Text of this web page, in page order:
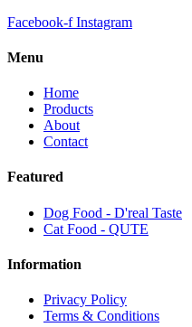
Facebook-f Instagram
Menu
Home
Products
About
Contact
Featured
Dog Food - D'real Taste
Cat Food - QUTE
Information
Privacy Policy
Terms & Conditions